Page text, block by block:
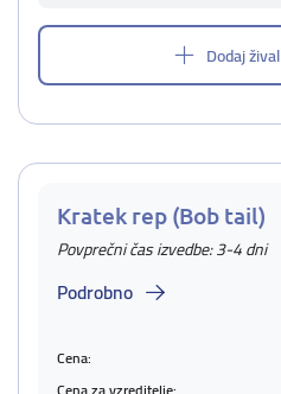
Dodaj žival
Kratek rep (Bob tail)
Povprečni čas izvedbe: 3-4 dni
Podrobno
Cena: